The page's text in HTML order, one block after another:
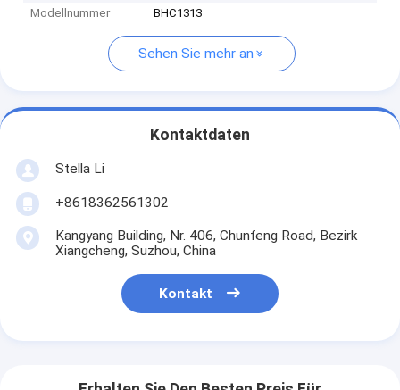
Modellnummer
BHC1313
Sehen Sie mehr an
Kontaktdaten
Stella Li
+8618362561302
Kangyang Building, Nr. 406, Chunfeng Road, Bezirk
Xiangcheng, Suzhou, China
Kontakt